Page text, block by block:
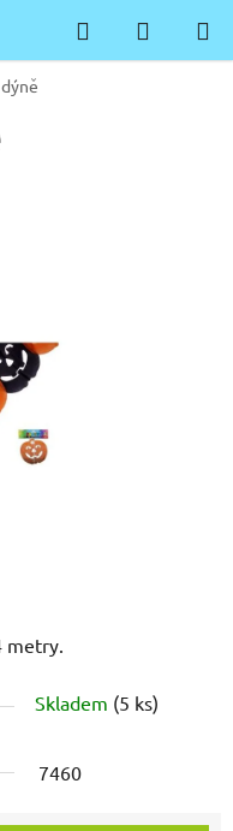
Hledat
KOŠÍK
metry.
Skladem (5 ks)
7460